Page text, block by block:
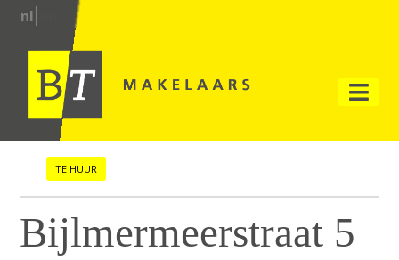
nl
TE HUUR
Bijlmermeerstraat 5